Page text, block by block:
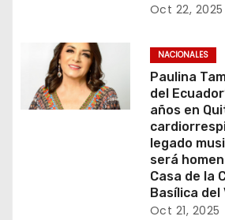
Oct 22, 2025
NACIONALES
Paulina
del
años en
legado
será
Casa de la
Basílica del
Oct 21, 2025